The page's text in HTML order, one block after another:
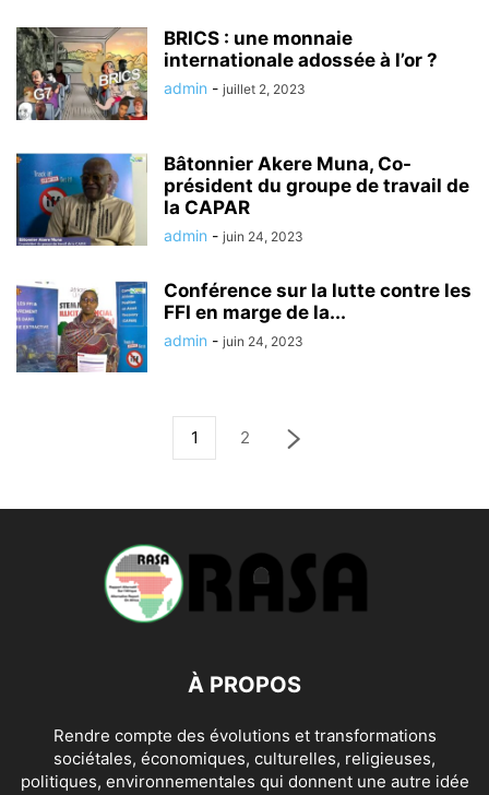
BRICS : une monnaie
internationale adossée à l’or ?
admin - juillet 2, 2023
Bâtonnier Akere Muna, Co-
président du groupe de travail de
la CAPAR
admin - juin 24, 2023
Conférence sur la lutte contre les
FFI en marge de la...
admin - juin 24, 2023
1 2
À PROPOS
Rendre compte des évolutions et transformations
sociétales, économiques, culturelles, religieuses,
politiques, environnementales qui donnent une autre idée